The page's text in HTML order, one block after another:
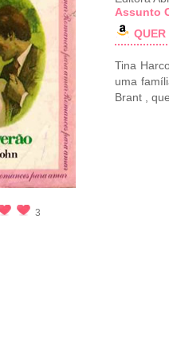
3
Assunto
QUER
Tina
uma
Brant ,